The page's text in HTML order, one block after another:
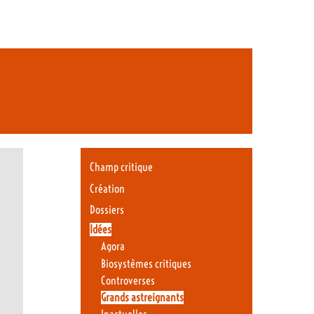
Champ critique
Création
Dossiers
Idées
Agora
Biosystèmes critiques
Controverses
Grands astreignants